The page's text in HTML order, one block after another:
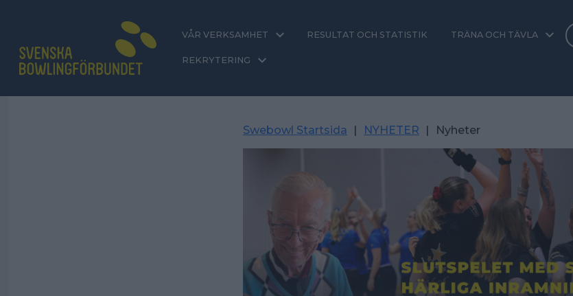
VÅR VERKSAMHET RESULTAT OCH STATISTIK TRÄNA OCH TÄVLA
REKRYTERING
Swebowl Startsida | NYHETER | Nyheter